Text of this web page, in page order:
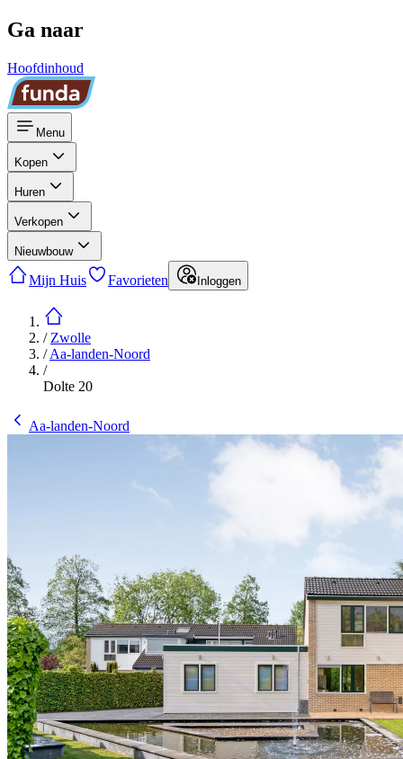
Ga naar
Hoofdinhoud
Menu
Kopen
Huren
Verkopen
Nieuwbouw
Mijn Huis Favorieten Inloggen
/ Zwolle
/Aa-landen-Noord
/
Dolte 20
Aa-landen-Noord